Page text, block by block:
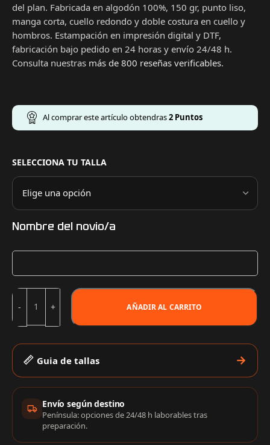
del plan. Fabricada en algodón 100%, 150 gr, punto liso,
manga corta, cuello redondo y doble costura en cuello y
hombros. Estampación en impresión digital y DTF,
fabricación bajo pedido en 24 horas y envío 24/48 h.
Consulta nuestras más de 800 reseñas verificables.
Al comprar este artículo obtendras2 Puntos
SELECCIONA TU TALLA
Nombre del novio/a
AÑADIR AL CARRITO
Guia de tallas
Información de compra
Envío según destino
Península: opciones de 24/48 h laborables tras
preparación.